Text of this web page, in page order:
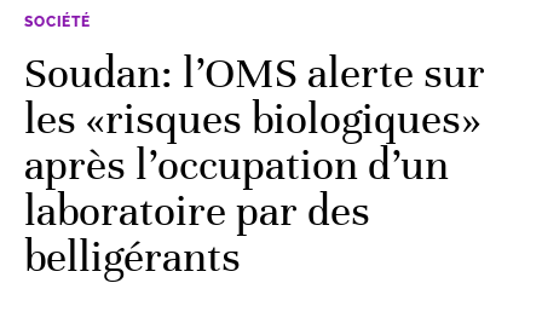
SOCIÉTÉ
Soudan: l’OMS alerte sur
les «risques biologiques»
après l’occupation d’un
laboratoire par des
belligérants